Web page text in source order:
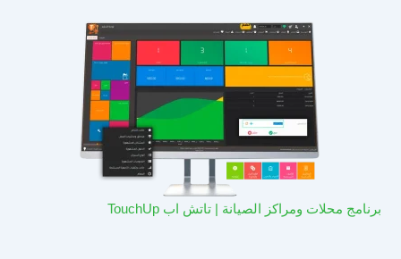
برنامج محلات ومراكز الصيانة | تاتش اب TouchUp